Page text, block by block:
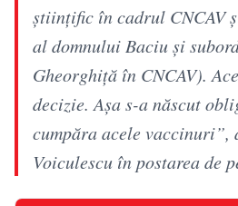
științific în cadrul CNCAV
al domnului Baciu și
Gheorghiță în CNCAV).
decizie. Așa s-a născut
cumpăra acele vaccinuri”,
Voiculescu în postarea de